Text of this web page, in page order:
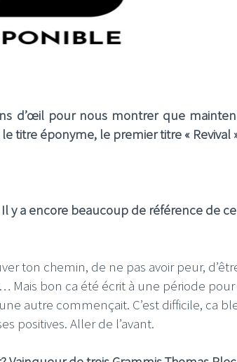
d’œil pour nous montrer que
titre éponyme, le premier titre « Revival
y a encore beaucoup de référence de ce
ton chemin, de ne pas avoir peur,
Mais bon ca été écrit à une période pour
autre commençait. C’est difficile, ca
positives. Aller de l’avant.